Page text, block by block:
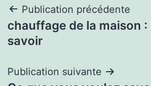
Navigation
de
Publication précédente
chauffage de la maison :
savoir
Publication suivante